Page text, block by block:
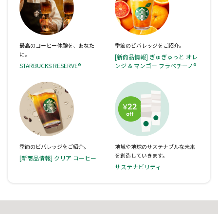
最高のコーヒー体験を、あなた
に。
STARBUCKS RESERVE®
季節のビバレッジをご紹介。
[新商品情報] ぎゅぎゅっと オレ
ンジ & マンゴー フラペチーノ®
季節のビバレッジをご紹介。
[新商品情報] クリア コーヒー
地域や地球のサステナブルな未来
を創造していきます。
サステナビリティ